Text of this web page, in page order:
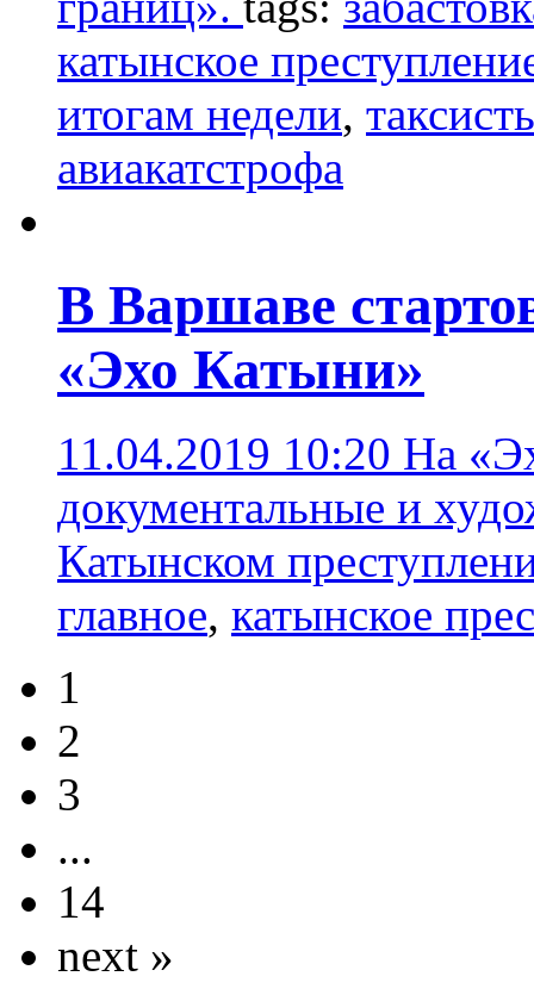
катынское
итогам недели,
авиакатстрофа
В Варшаве
«Эхо Катыни»
11.04.2019 10:20 На
документальные и
Катынском
главное, катынское
1
2
3
...
14
next »